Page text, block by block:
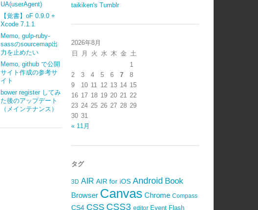
UA(userAgent)
【覚書】oF 0.9.0 +
Xcode 7.1.1
Memo, gulp-ruby-
sassのsourcemap出
力を止めたい
Memo, github で公開
サイト作成の参考サ
イト
bower register してみ
た後のアップデート
（メインテナンス）
taikiken's Tumblr
2026年8月
日
月 火 水 木 金 土
1
2
3 4 5 6 7
8
9
10 11 12 13 14 15
16 17 18 19 20 21 22
23 24 25 26 27 28 29
30 31
« 11月
タグ
3D AIR AIR for iOS Android Book
Browser Canvas Chrome Compass
CS4 CSS CSS3 editor Event Flash